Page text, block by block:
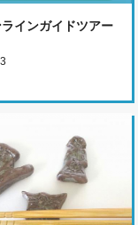
インガイドツアー